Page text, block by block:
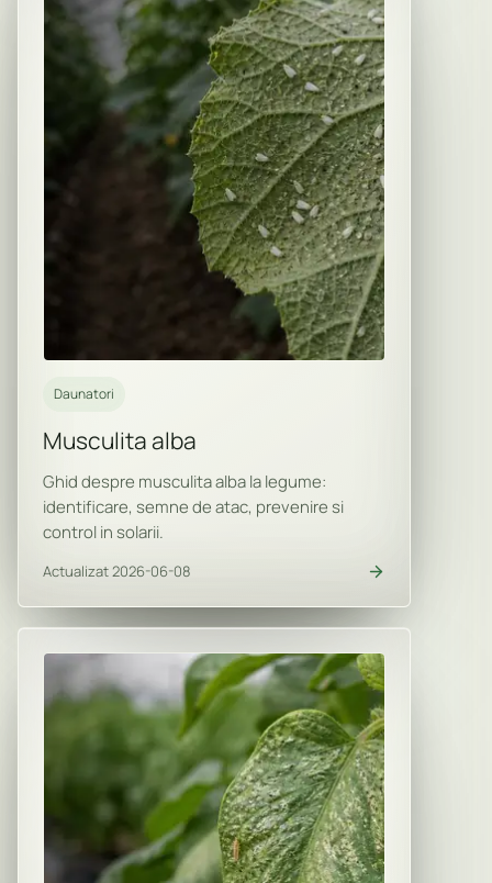
Daunatori
Musculita alba
Ghid despre musculita alba la legume:
identificare, semne de atac, prevenire si
control in solarii.
Actualizat 2026-06-08